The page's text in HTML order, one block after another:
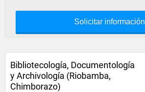
Solicitar información
Bibliotecología, Documentología
y Archivología (Riobamba,
Chimborazo)